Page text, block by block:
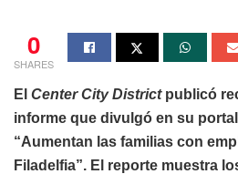
0
SHARES
El Center City Districtpublicó
informe que divulgó en su
“Aumentan las familias con
Filadelfia”. El reporte muestra